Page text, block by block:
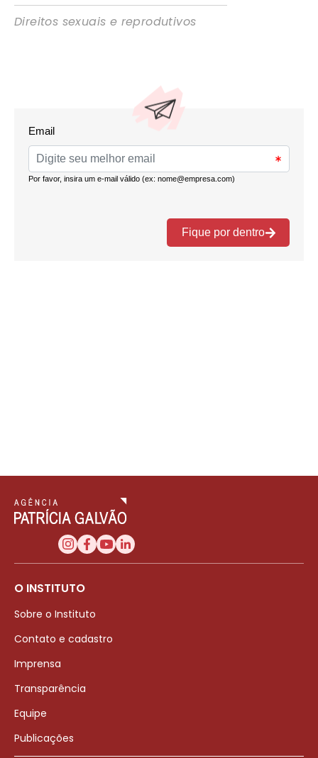
Direitos sexuais e reprodutivos
O INSTITUTO
Sobre o Instituto
Contato e cadastro
Imprensa
Transparência
Equipe
Publicações